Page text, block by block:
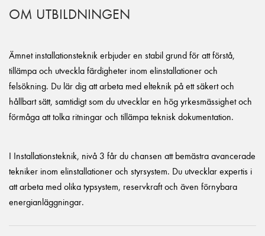
OM UTBILDNINGEN
Ämnet installationsteknik erbjuder en stabil grund för att förstå,
tillämpa och utveckla färdigheter inom elinstallationer och
felsökning. Du lär dig att arbeta med elteknik på ett säkert och
hållbart sätt, samtidigt som du utvecklar en hög yrkesmässighet och
förmåga att tolka ritningar och tillämpa teknisk dokumentation.
I Installationsteknik, nivå 3 får du chansen att bemästra avancerade
tekniker inom elinstallationer och styrsystem. Du utvecklar expertis i
att arbeta med olika typsystem, reservkraft och även förnybara
energianläggningar.